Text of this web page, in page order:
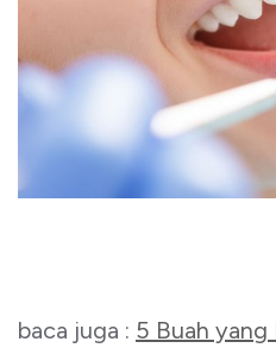
baca juga : 5 Buah